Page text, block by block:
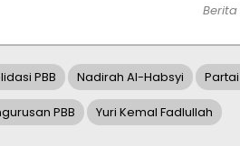
PBB Nadirah Al-Habsyi
PBB Yuri Kemal Fadlullah